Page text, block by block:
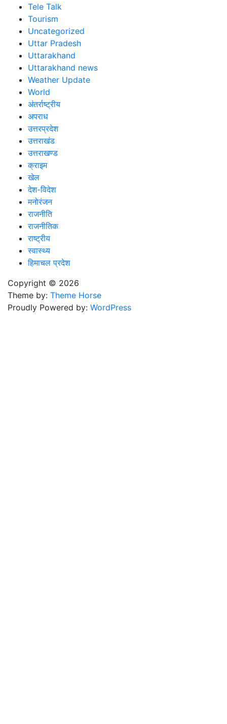
Tele Talk
Tourism
Uncategorized
Uttar Pradesh
Uttarakhand
Uttarakhand news
Weather Update
World
अंतर्राष्ट्रीय
अपराध
उत्तरप्रदेश
उत्तराखंड
उत्तराखण्ड
क्राइम
खेल
देश-विदेश
मनोरंजन
राजनीति
राजनीतिक
राष्ट्रीय
स्वास्थ्य
हिमाचल प्रदेश
Copyright © 2026
Theme by: Theme Horse
Proudly Powered by: WordPress